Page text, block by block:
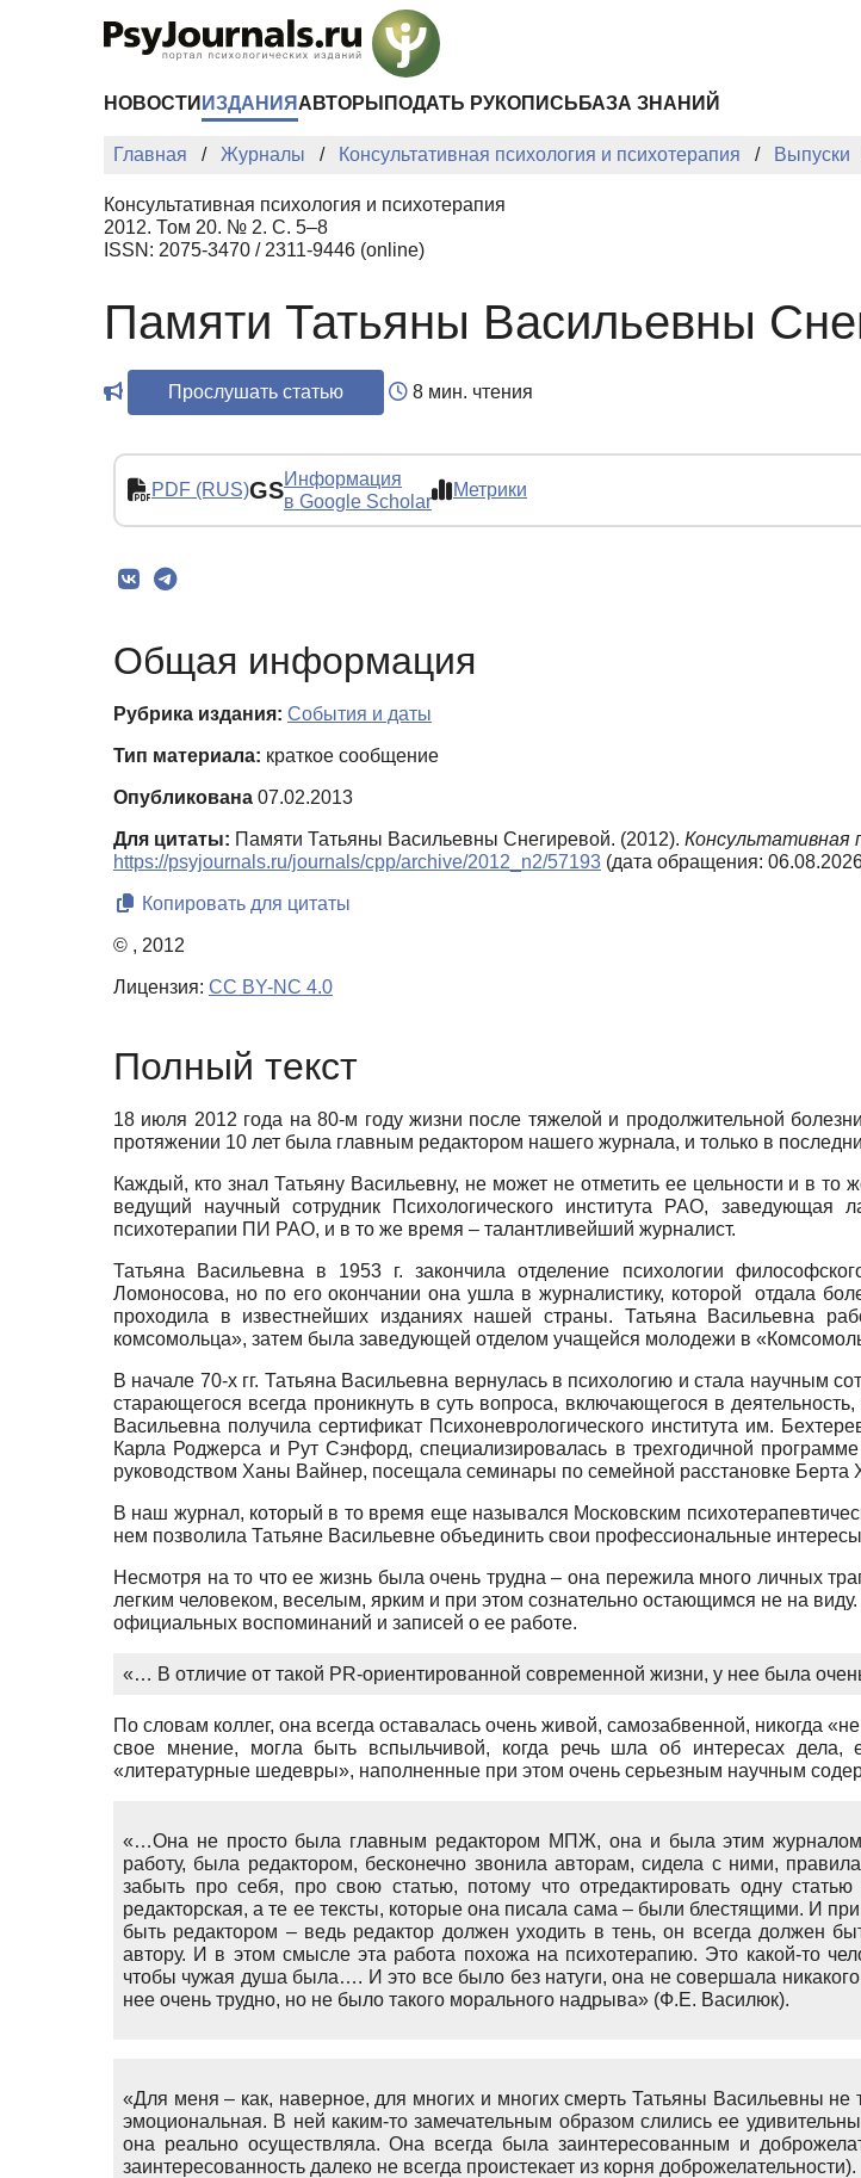
НОВОСТИ ИЗДАНИЯ АВТОРЫ ПОДАТЬ РУКОПИСЬ БАЗА ЗНАНИЙ
Главная Журналы Консультативная психология и психотерапия Выпуски
Консультативная психология и психотерапия
2012. Том 20. № 2. С. 5–8
ISSN: 2075-3470 / 2311-9446 (online)
Памяти Татьяны Васильевны
Прослушать статью 8 мин. чтения
PDF (RUS)GSИнформация
в Google Scholar
Метрики
Общая информация
Рубрика издания: События и даты
Тип материала: краткое сообщение
Опубликована 07.02.2013
Для цитаты: Памяти Татьяны Васильевны Снегиревой. (2012). Консультативная
https://psyjournals.ru/journals/cpp/archive/2012_n2/57193 (дата обращения:
Копировать для цитаты
© , 2012
Лицензия: CC BY-NC 4.0
Полный текст
18 июля 2012 года на 80-м году жизни после тяжелой и продолжительной
протяжении 10 лет была главным редактором нашего журнала, и только в
Каждый, кто знал Татьяну Васильевну, не может не отметить ее цельности и в то
ведущий научный сотрудник Психологического института РАО, заведующая
психотерапии ПИ РАО, и в то же время – талантливейший журналист.
Татьяна Васильевна в 1953 г. закончила отделение психологии
Ломоносова, но по его окончании она ушла в журналистику, которой отдала
проходила в известнейших изданиях нашей страны. Татьяна Васильевна
комсомольца», затем была заведующей отделом учащейся молодежи в
В начале 70-х гг. Татьяна Васильевна вернулась в психологию и стала научным
старающегося всегда проникнуть в суть вопроса, включающегося в
Васильевна получила сертификат Психоневрологического института им.
Карла Роджерса и Рут Сэнфорд, специализировалась в трехгодичной
руководством Ханы Вайнер, посещала семинары по семейной расстановке Берта
В наш журнал, который в то время еще назывался Московским
нем позволила Татьяне Васильевне объединить свои профессиональные интересы
Несмотря на то что ее жизнь была очень трудна – она пережила много личных
легким человеком, веселым, ярким и при этом сознательно остающимся не на
официальных воспоминаний и записей о ее работе.
«… В отличие от такой PR-ориентированной современной жизни, у нее была
По словам коллег, она всегда оставалась очень живой, самозабвенной, никогда
свое мнение, могла быть вспыльчивой, когда речь шла об интересах дела,
«литературные шедевры», наполненные при этом очень серьезным научным
«…Она не просто была главным редактором МПЖ, она и была этим
работу, была редактором, бесконечно звонила авторам, сидела с ними,
забыть про себя, про свою статью, потому что отредактировать одну
редакторская, а те ее тексты, которые она писала сама – были блестящими. И
быть редактором – ведь редактор должен уходить в тень, он всегда должен
автору. И в этом смысле эта работа похожа на психотерапию. Это какой-то
чтобы чужая душа была…. И это все было без натуги, она не совершала
нее очень трудно, но не было такого морального надрыва» (Ф.Е. Василюк).
«Для меня – как, наверное, для многих и многих смерть Татьяны Васильевны
эмоциональная. В ней каким-то замечательным образом слились ее
она реально осуществляла. Она всегда была заинтересованным и
заинтересованность далеко не всегда проистекает из корня доброжелательности).